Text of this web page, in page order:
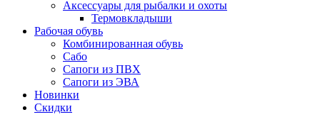
Аксессуары для рыбалки и охоты
Термовкладыши
Рабочая обувь
Комбинированная обувь
Сабо
Сапоги из ПВХ
Сапоги из ЭВА
Новинки
Скидки